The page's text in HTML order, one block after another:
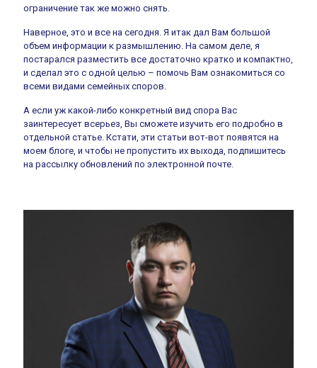
ограничение так же можно снять.
Наверное, это и все на сегодня. Я итак дал Вам большой
объем информации к размышлению. На самом деле, я
постарался разместить все достаточно кратко и компактно,
и сделал это с одной целью – помочь Вам ознакомиться со
всеми видами семейных споров.
А если уж какой-либо конкретный вид спора Вас
заинтересует всерьез, Вы сможете изучить его подробно в
отдельной статье. Кстати, эти статьи вот-вот появятся на
моем блоге, и чтобы не пропустить их выхода, подпишитесь
на рассылку обновлений по электронной почте.